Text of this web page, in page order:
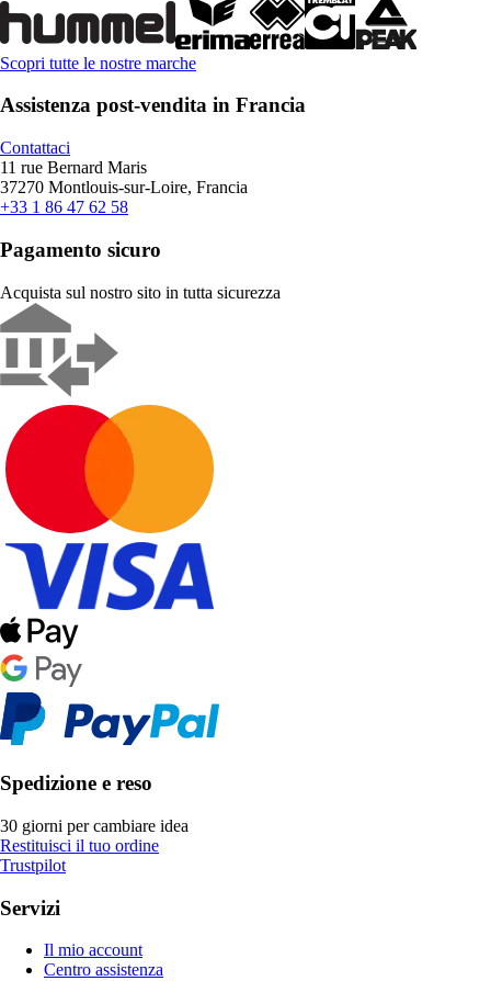
Scopri tutte le nostre marche
Assistenza post-vendita in Francia
Contattaci
11 rue Bernard Maris
37270 Montlouis-sur-Loire, Francia
+33 1 86 47 62 58
Pagamento sicuro
Acquista sul nostro sito in tutta sicurezza
Spedizione e reso
30 giorni per cambiare idea
Restituisci il tuo ordine
Trustpilot
Servizi
Il mio account
Centro assistenza